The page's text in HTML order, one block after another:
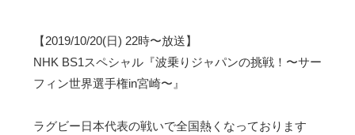
【2019/10/20(日) 22時〜放送】
NHK BS1スペシャル『波乗りジャパンの挑戦！〜サー
フィン世界選手権in宮崎〜』
ラグビー日本代表の戦いで全国熱くなっております